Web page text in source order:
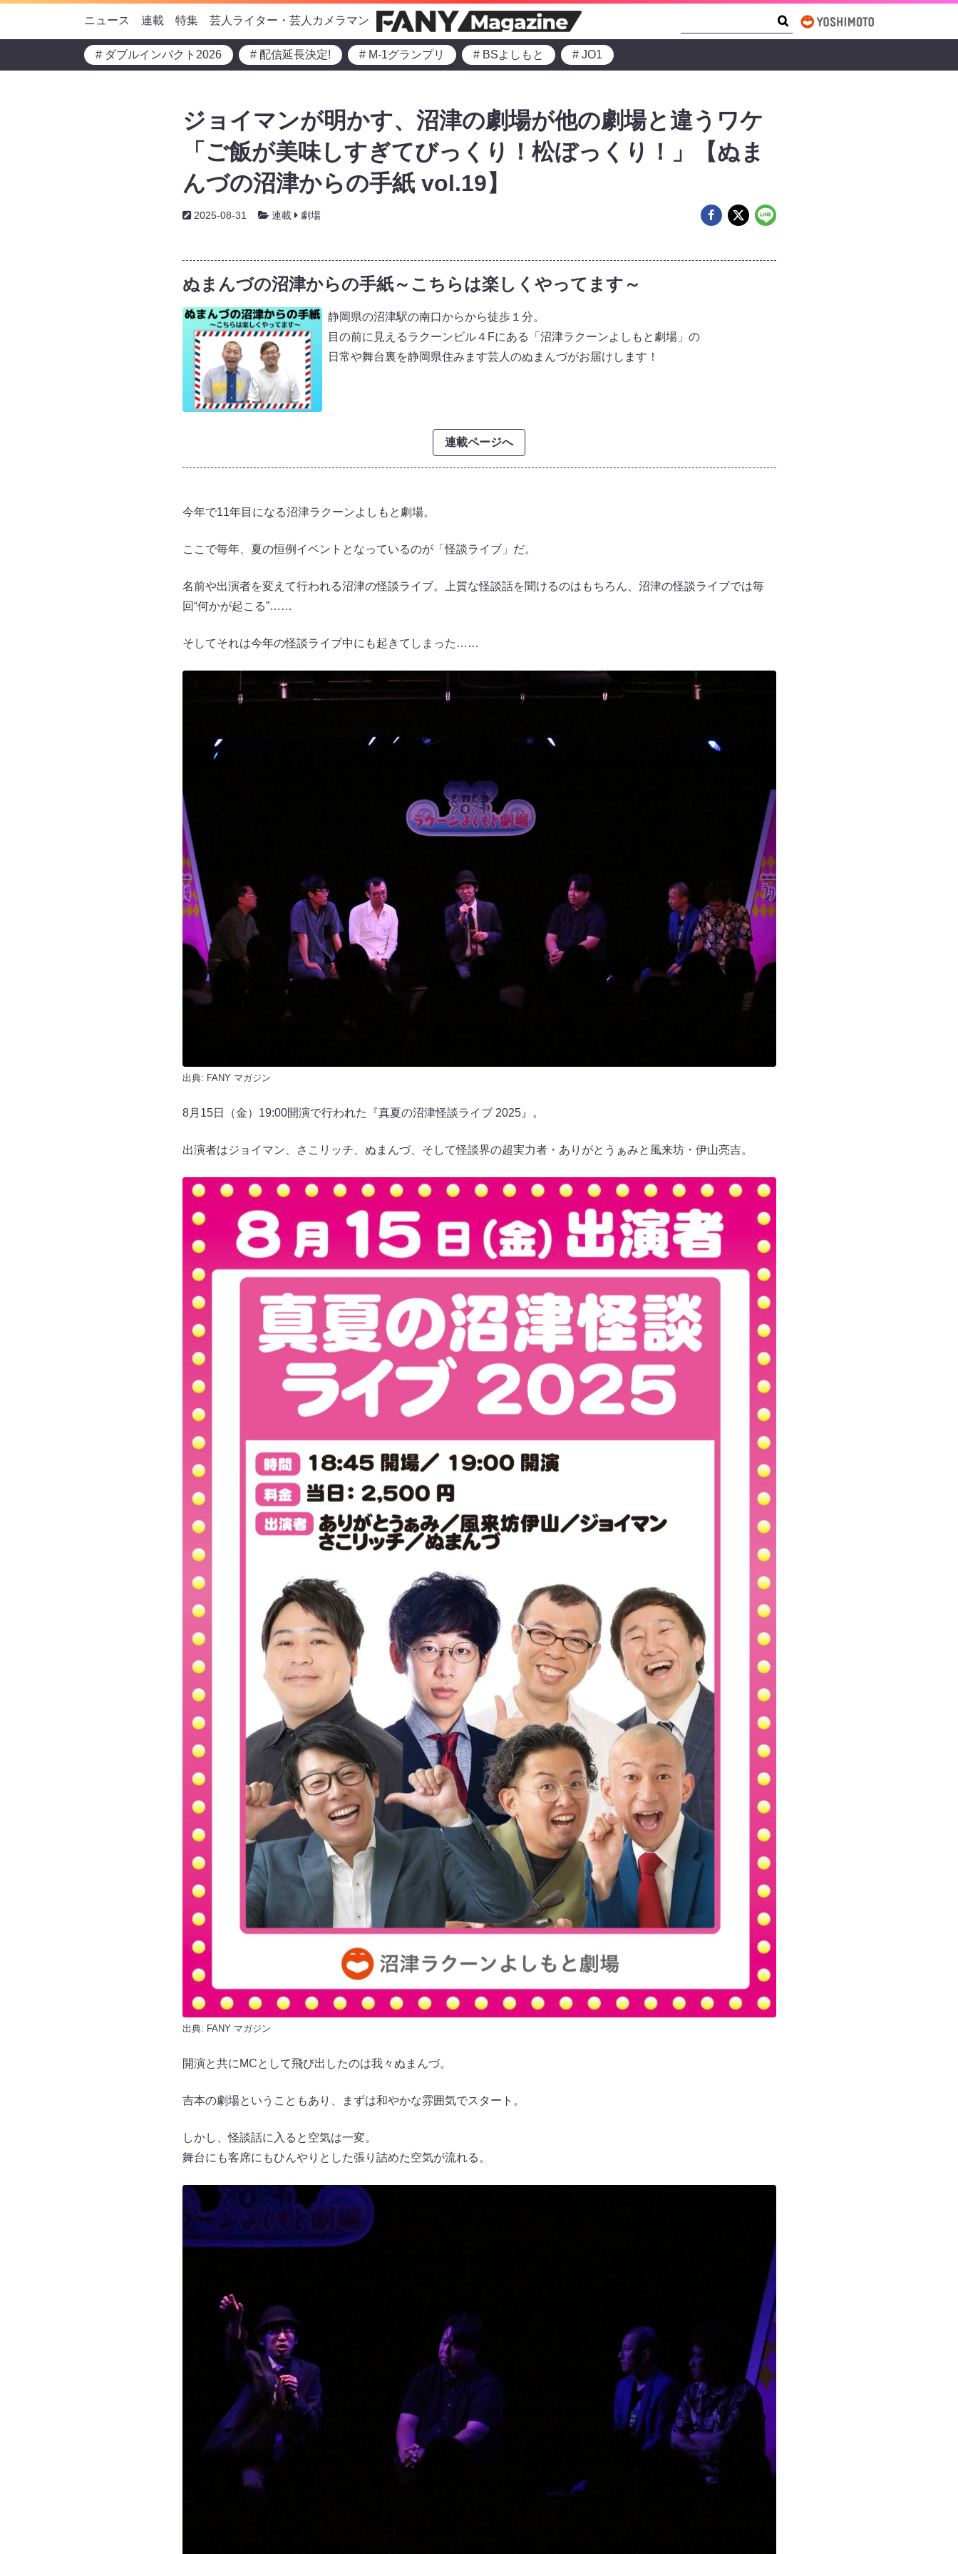
ニュース 連載 特集 芸人ライター・芸人カメラマン
# ダブルインパクト2026 # 配信延長決定! # M-1グランプリ # BSよしもと # JO1
ジョイマンが明かす、沼津の劇場が他の劇場と違うワケ
「ご飯が美味しすぎてびっくり！松ぼっくり！」【ぬま
んづの沼津からの手紙 vol.19】
2025-08-31 連載 劇場
ぬまんづの沼津からの手紙～こちらは楽しくやってます～
静岡県の沼津駅の南口からから徒歩１分。
目の前に見えるラクーンビル４Fにある「沼津ラクーンよしもと劇場」の
日常や舞台裏を静岡県住みます芸人のぬまんづがお届けします！
連載ページへ
今年で11年目になる沼津ラクーンよしもと劇場。
ここで毎年、夏の恒例イベントとなっているのが「怪談ライブ」だ。
名前や出演者を変えて行われる沼津の怪談ライブ。上質な怪談話を聞けるのはもちろん、沼津の怪談ライブでは毎
回“何かが起こる”……
そしてそれは今年の怪談ライブ中にも起きてしまった……
出典: FANY マガジン
8月15日（金）19:00開演で行われた『真夏の沼津怪談ライブ 2025』。
出演者はジョイマン、さこリッチ、ぬまんづ、そして怪談界の超実力者・ありがとうぁみと風来坊・伊山亮吉。
出典: FANY マガジン
開演と共にMCとして飛び出したのは我々ぬまんづ。
吉本の劇場ということもあり、まずは和やかな雰囲気でスタート。
しかし、怪談話に入ると空気は一変。
舞台にも客席にもひんやりとした張り詰めた空気が流れる。